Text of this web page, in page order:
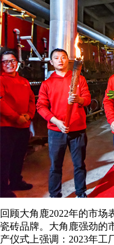
回顾大角鹿2022年的市场
瓷砖品牌。大角鹿强劲的
产仪式上强调：2023年工